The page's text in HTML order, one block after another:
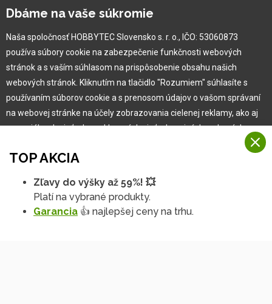
Kariéra
Pre zákazníka
Garancia najlepšej ceny
Užívateľský manuál
Obchodné podmienky
Zákazník & partner
Novinky
TOP AKCIA
Zľavy do výšky až 59%! 💥
Platí na vybrané produkty.
Garancia 👍 najlepšej ceny na trhu.
Dbáme na vaše súkromie
Naša spoločnosť HOBBYTEC Slovensko s. r. o., IČO: 53060873
používa súbory cookie na zabezpečenie funkčnosti webových
stránok a s vaším súhlasom na prispôsobenie obsahu našich
webových stránok. Kliknutím na tlačidlo "Rozumiem" súhlasíte s
používaním súborov cookie a s prenosom údajov o vašom správaní
na webovej stránke na účely zobrazovania cielenej reklamy, ako aj
na sociálnych sieťach a reklamných sieťach na iných webových
Viac informácií
Na našich webových stránkach používame niekoľko kategórií
Rozumiem